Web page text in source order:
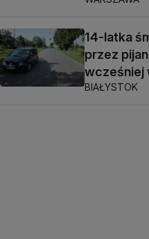
14-latka
przez
wcześniej
BIAŁYSTOK